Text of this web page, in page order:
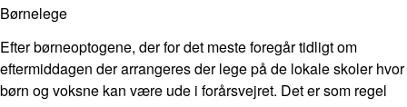
Børnelege
Efter børneoptogene, der for det meste foregår tidligt om
eftermiddagen der arrangeres der lege på de lokale skoler hvor
børn og voksne kan være ude i forårsvejret. Det er som regel